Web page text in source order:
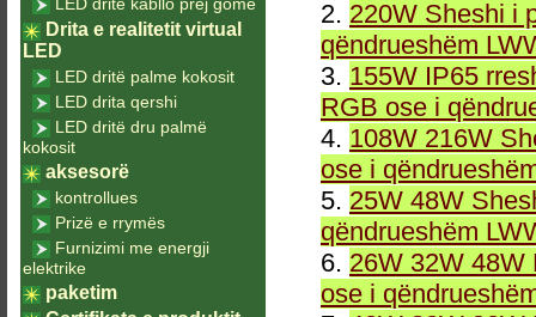
2. 220W Sheshi i
qëndrueshëm
3. 155W IP65
RGB ose i
4. 108W 216W
ose i
5. 25W 48W
qëndrueshëm
6. 26W 32W 48W
ose i
Drita e realitetit virtual
LED
LED dritë palme kokosit
LED drita qershi
LED dritë dru palmë
kokosit
aksesorë
kontrollues
Prizë e rrymës
Furnizimi me energji
elektrike
paketim